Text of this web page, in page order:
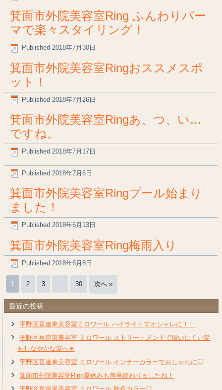
箕面市外院美容室Ring ふんわりパー
マで楽々スタイリング！
Published 2018年7月30日
箕面市外院美容室Ringおススメスポ
ット！
Published 2018年7月26日
箕面市外院美容室Ringあ、つ、い…
ですね。
Published 2018年7月17日
Published 2018年7月6日
箕面市外院美容室Ringプール始まり
ました！
Published 2018年6月13日
箕面市外院美容室Ring梅雨入り
Published 2018年6月8日
1 2 3 … 30 次へ »
最近の投稿
平野区喜連東美容室ミロワール ハイライトでオシャレに！！
平野区喜連東美容室 ミロワール ストリートメントで扱いにくい髪
をしなやかな髪へ✴︎
平野区喜連東美容室 ミロワール インナーカラーでおしゃれに♡
箕面市外院美容室Ring夏休みも無事終わりましたね！